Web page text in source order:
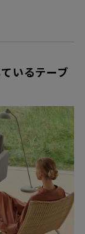
いるテーブ